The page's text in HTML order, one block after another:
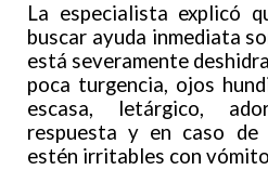
La especialista explicó
buscar ayuda inmediata
está severamente
poca turgencia, ojos
escasa, letárgico,
respuesta y en caso de
estén irritables con